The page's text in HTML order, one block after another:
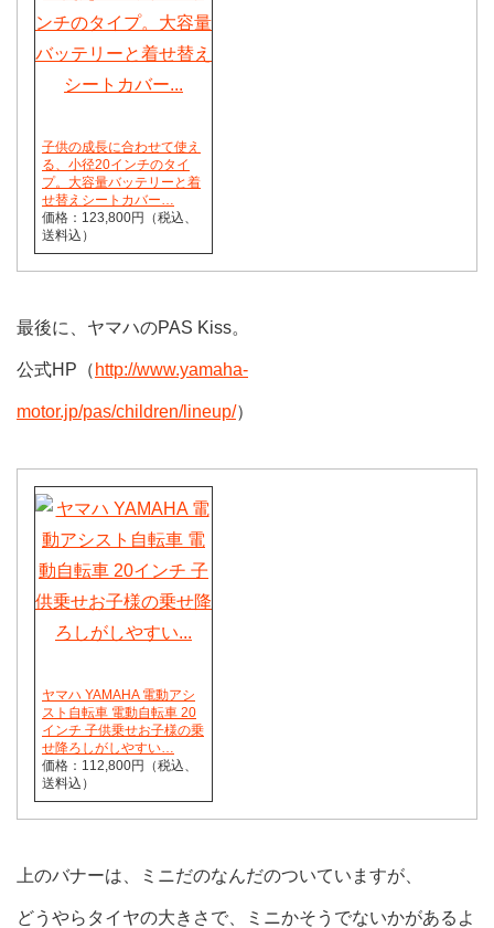
子供の成長に合わせて使え
る、小径20インチのタイ
プ。大容量バッテリーと着
せ替えシートカバー…
価格：123,800円（税込、
送料込）
最後に、ヤマハのPAS Kiss。
公式HP（ http://www.yamaha-
motor.jp/pas/children/lineup/）
ヤマハ YAMAHA 電動アシ
スト自転車 電動自転車 20
インチ 子供乗せお子様の乗
せ降ろしがしやすい…
価格：112,800円（税込、
送料込）
上のバナーは、ミニだのなんだのついていますが、
どうやらタイヤの大きさで、ミニかそうでないかがあるよ